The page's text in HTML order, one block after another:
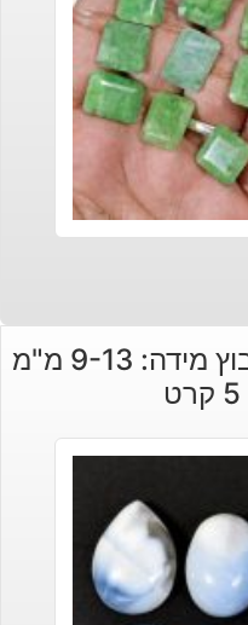
אופל כחול מלוטש לשיבוץ מידה: 9-13 מ"מ